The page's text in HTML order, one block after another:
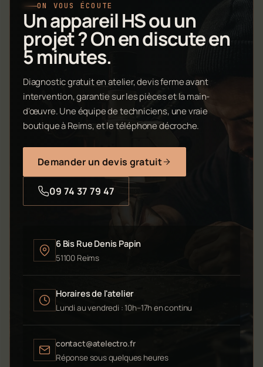
ON VOUS ÉCOUTE
Un appareil HS ou un
projet ? On en discute en
5 minutes.
Diagnostic gratuit en atelier, devis ferme avant
intervention, garantie sur les pièces et la main-
d'œuvre. Une équipe de techniciens, une vraie
boutique à Reims, et le téléphone décroche.
Demander un devis gratuit
09 74 37 79 47
6 Bis Rue Denis Papin
51100 Reims
Horaires de l'atelier
Lundi au vendredi : 10h–17h en continu
contact@atelectro.fr
Réponse sous quelques heures